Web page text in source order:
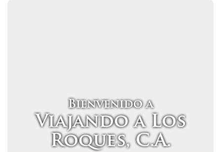
Bienvenido a
Viajando a Los
Roques, C.A.